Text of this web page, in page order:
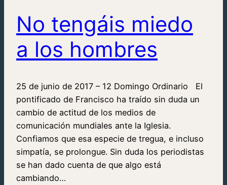
No tengáis miedo
a los hombres
25 de junio de 2017 – 12 Domingo Ordinario El
pontificado de Francisco ha traído sin duda un
cambio de actitud de los medios de
comunicación mundiales ante la Iglesia.
Confiamos que esa especie de tregua, e incluso
simpatía, se prolongue. Sin duda los periodistas
se han dado cuenta de que algo está
cambiando…